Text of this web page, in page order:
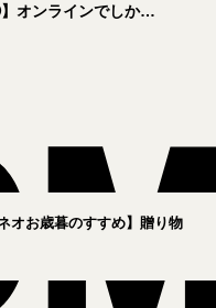
オンラインでしか手
ネオお歳暮のすすめ】贈り物